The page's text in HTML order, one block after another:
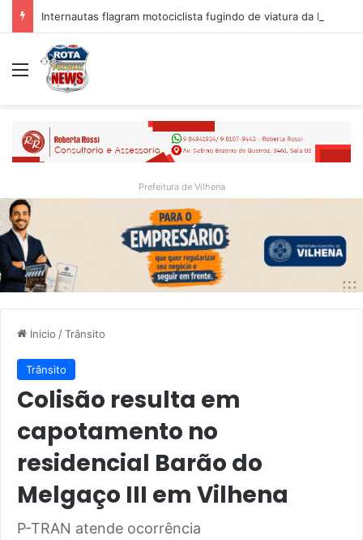
Menu
Prefeitura de Vilhena
Inicio /Trânsito
Trânsito
Colisão resulta em
capotamento no
residencial Barão do
Melgaço III em Vilhena
P-TRAN atende ocorrência